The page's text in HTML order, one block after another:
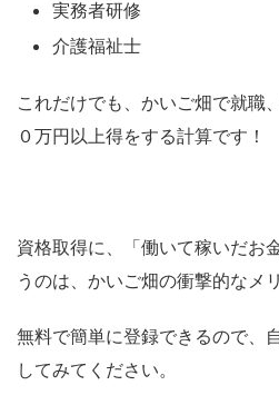
実務者研修
介護福祉士
これだけでも、かいご畑で就職
０万円以上得をする計算です！
資格取得に、「働いて稼いだお
うのは、かいご畑の衝撃的なメ
無料で簡単に登録できるので、
してみてください。